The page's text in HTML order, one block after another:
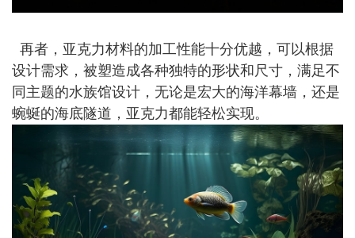
再者，亚克力材料的加工性能十分优越，可以根据
设计需求，被塑造成各种独特的形状和尺寸，满足不
同主题的水族馆设计，无论是宏大的海洋幕墙，还是
蜿蜒的海底隧道，亚克力都能轻松实现。